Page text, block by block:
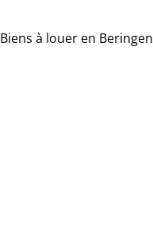
Biens à louer en Beringen